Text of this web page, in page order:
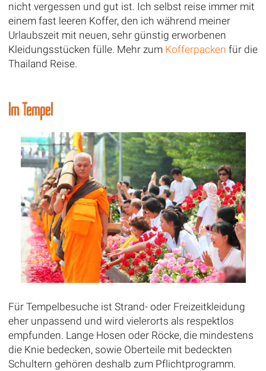
nicht vergessen und gut ist. Ich selbst reise immer mit
einem fast leeren Koffer, den ich während meiner
Urlaubszeit mit neuen, sehr günstig erworbenen
Kleidungsstücken fülle. Mehr zum Kofferpacken für die
Thailand Reise.
Im Tempel
Für Tempelbesuche ist Strand- oder Freizeitkleidung
eher unpassend und wird vielerorts als respektlos
empfunden. Lange Hosen oder Röcke, die mindestens
die Knie bedecken, sowie Oberteile mit bedeckten
Schultern gehören deshalb zum Pflichtprogramm.